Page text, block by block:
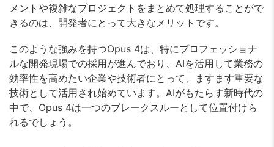
メントや複雑なプロジェクトをまとめて処理することがで
きるのは、開発者にとって大きなメリットです。
このような強みを持つOpus 4は、特にプロフェッショナ
ルな開発現場での採用が進んでおり、AIを活用して業務の
効率性を高めたい企業や技術者にとって、ますます重要な
技術として活用され始めています。AIがもたらす新時代の
中で、Opus 4は一つのブレークスルーとして位置付けら
れるでしょう。